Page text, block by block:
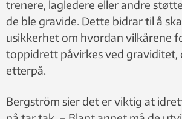
trenere, lagledere eller andre
de ble gravide. Dette bidrar til å
usikkerhet om hvordan vilkårene
toppidrett påvirkes ved graviditet,
etterpå.
Bergström sier det er viktig at